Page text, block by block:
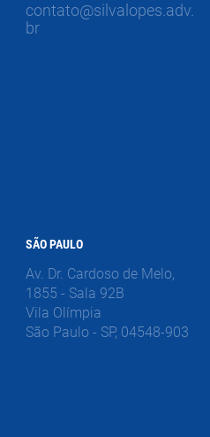
contato@silvalopes.adv.
br
SÃO PAULO
Av. Dr. Cardoso de Melo,
1855 - Sala 92B
Vila Olímpia
São Paulo - SP, 04548-903